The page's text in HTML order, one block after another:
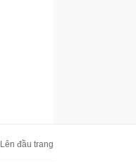
Lên đầu trang